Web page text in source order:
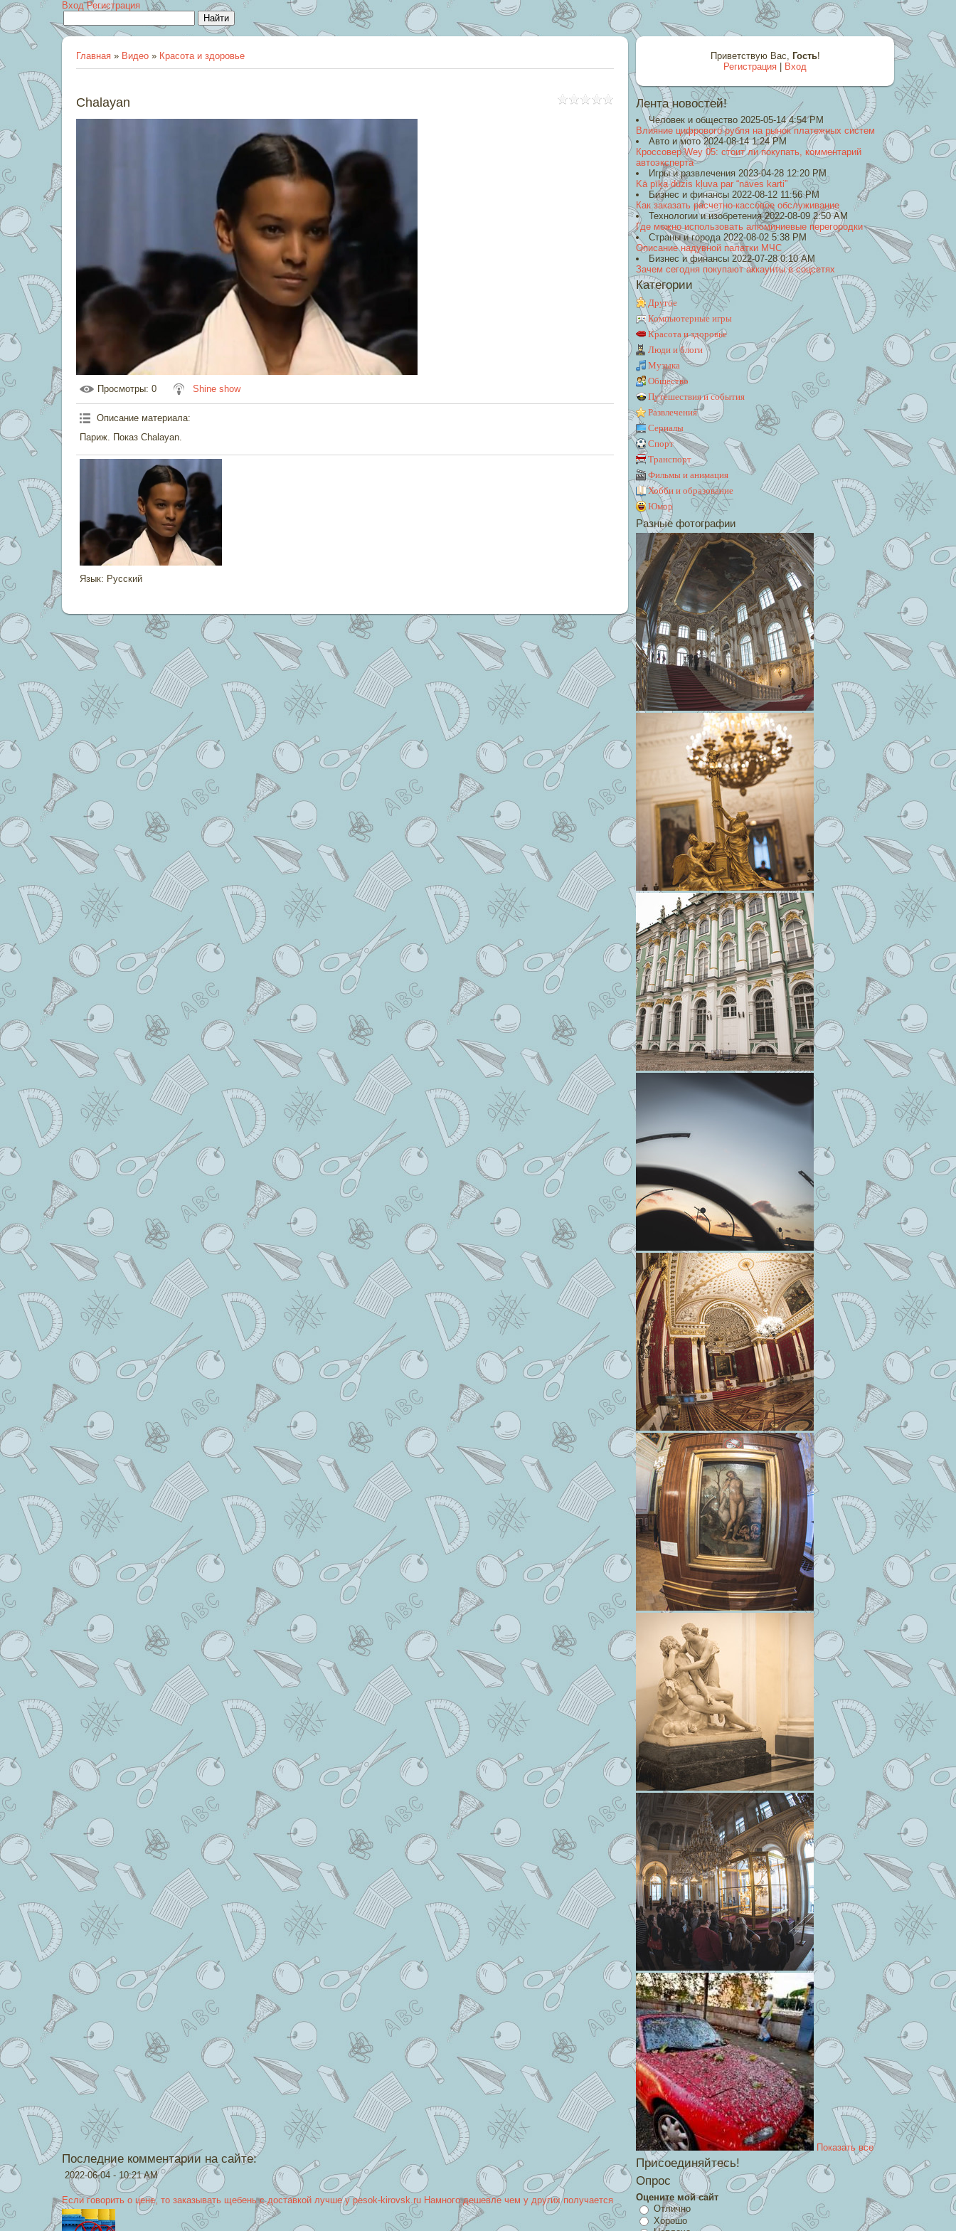
Вход Регистрация
Главная » Видео » Красота и здоровье
Chalayan
Просмотры: 0 Shine show
Описание материала:
Париж. Показ Chalayan.
Язык: Русский
Приветствую Вас, Гость!
Регистрация
Вход
Лента новостей!
Человек и общество 2025-05-14 4:54 PM
Влияние цифрового рубля на рынок платежных систем
Авто и мото 2024-08-14 1:24 PM
Кроссовер Wey 05: стоит ли покупать, комментарий
автоэксперта
Игры и развлечения 2023-04-28 12:20 PM
Kā pīķa dūzis kļuva par “nāves karti”
Бизнес и финансы 2022-08-12 11:56 PM
Как заказать расчетно-кассовое обслуживание
Технологии и изобретения 2022-08-09 2:50 AM
Где можно использовать алюминиевые перегородки
Страны и города 2022-08-02 5:38 PM
Описание надувной палатки МЧС
Бизнес и финансы 2022-07-28 0:10 AM
Зачем сегодня покупают аккаунты в соцсетях
Категории
Другое
Компьютерные игры
Красота и здоровье
Люди и блоги
Музыка
Общество
Путешествия и события
Развлечения
Сериалы
Спорт
Транспорт
Фильмы и анимация
Хобби и образование
Юмор
Разные фотографии
Показать все
Присоединяйтесь!
Опрос
Оцените мой сайт
Отлично
Хорошо
Последние комментарии на сайте:
2022-06-04 - 10:21 AM
Если говорить о цене, то заказывать щебень с доставкой лучше у pesok-kirovsk.ru Намного дешевле чем у других получается